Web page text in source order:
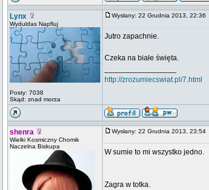
Lynx
Wyduldas Napfluj
Posty: 7038
Skąd: znad morza
Wysłany: 22 Grudnia 2013, 22:36
Jutro zapachnie.
Czeka na białe święta.
http://zrozumiecswiat.pl/7.html
shenra
Wielki Kosmiczny Chomik
Naczelna Biskupa
Wysłany: 22 Grudnia 2013, 23:54
W sumie to mi wszystko jedno.
Zagra w totka.